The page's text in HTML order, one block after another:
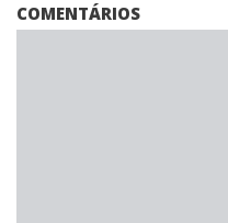
COMENTÁRIOS